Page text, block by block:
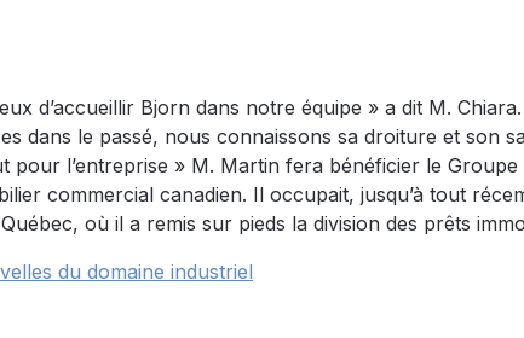
d’accueillir Bjorn dans notre équipe » a dit M.
dans le passé, nous connaissons sa droiture et son
pour l’entreprise » M. Martin fera bénéficier le
commercial canadien. Il occupait, jusqu’à tout
où il a remis sur pieds la division des prêts
du domaine industriel